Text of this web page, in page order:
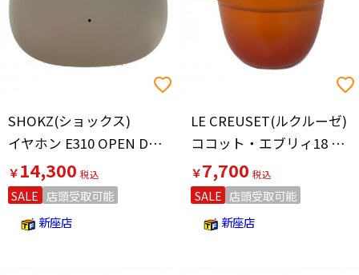
SHOKZ(ショックス)
イヤホン E310 OPEN DOTZ ONE
￥14,300
SALE 店頭受取可能
新座店
LE CREUSET(ルクルーゼ)
ココット・エブリィ18 オレンジ
￥7,700
SALE 店頭受取可能
新座店